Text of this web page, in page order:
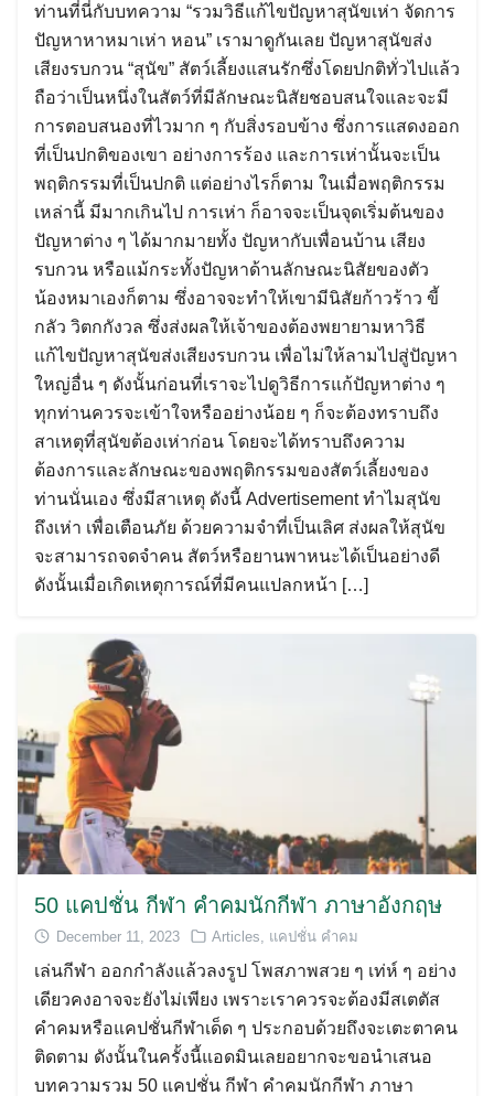
ท่านที่นี่กับบทความ “รวมวิธีแก้ไขปัญหาสุนัขเห่า จัดการ
ปัญหาหาหมาเห่า หอน” เรามาดูกันเลย ปัญหาสุนัขส่ง
เสียงรบกวน “สุนัข” สัตว์เลี้ยงแสนรักซึ่งโดยปกติทั่วไปแล้ว
ถือว่าเป็นหนึ่งในสัตว์ที่มีลักษณะนิสัยชอบสนใจและจะมี
การตอบสนองที่ไวมาก ๆ กับสิ่งรอบข้าง ซึ่งการแสดงออก
ที่เป็นปกติของเขา อย่างการร้อง และการเห่านั้นจะเป็น
พฤติกรรมที่เป็นปกติ แต่อย่างไรก็ตาม ในเมื่อพฤติกรรม
เหล่านี้ มีมากเกินไป การเห่า ก็อาจจะเป็นจุดเริ่มต้นของ
ปัญหาต่าง ๆ ได้มากมายทั้ง ปัญหากับเพื่อนบ้าน เสียง
รบกวน หรือแม้กระทั้งปัญหาด้านลักษณะนิสัยของตัว
น้องหมาเองก็ตาม ซึ่งอาจจะทำให้เขามีนิสัยก้าวร้าว ขี้
กลัว วิตกกังวล ซึ่งส่งผลให้เจ้าของต้องพยายามหาวิธี
แก้ไขปัญหาสุนัขส่งเสียงรบกวน เพื่อไม่ให้ลามไปสู่ปัญหา
ใหญ่อื่น ๆ ดังนั้นก่อนที่เราจะไปดูวิธีการแก้ปัญหาต่าง ๆ
ทุกท่านควรจะเข้าใจหรืออย่างน้อย ๆ ก็จะต้องทราบถึง
สาเหตุที่สุนัขต้องเห่าก่อน โดยจะได้ทราบถึงความ
ต้องการและลักษณะของพฤติกรรมของสัตว์เลี้ยงของ
ท่านนั่นเอง ซึ่งมีสาเหตุ ดังนี้ Advertisement ทำไมสุนัข
ถึงเห่า เพื่อเตือนภัย ด้วยความจำที่เป็นเลิศ ส่งผลให้สุนัข
จะสามารถจดจำคน สัตว์หรือยานพาหนะได้เป็นอย่างดี
ดังนั้นเมื่อเกิดเหตุการณ์ที่มีคนแปลกหน้า […]
50 แคปชั่น กีฬา คำคมนักกีฬา ภาษาอังกฤษ
December 11, 2023 Articles แคปชั่น คำคม
เล่นกีฬา ออกกำลังแล้วลงรูป โพสภาพสวย ๆ เท่ห์ ๆ อย่าง
เดียวคงอาจจะยังไม่เพียง เพราะเราควรจะต้องมีสเตตัส
คำคมหรือแคปชั่นกีฬาเด็ด ๆ ประกอบด้วยถึงจะเตะตาคน
ติดตาม ดังนั้นในครั้งนี้แอดมินเลยอยากจะขอนำเสนอ
บทความรวม 50 แคปชั่น กีฬา คำคมนักกีฬา ภาษา